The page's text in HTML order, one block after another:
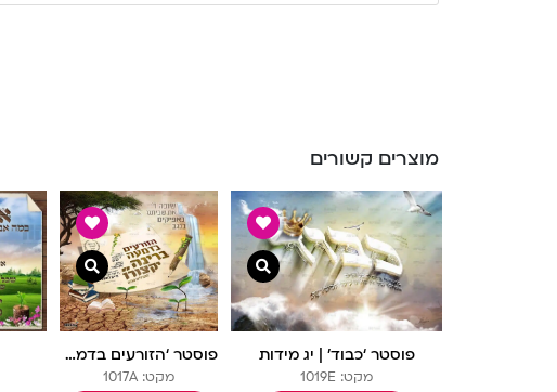
מוצרים קשורים
פוסטר ‘כבוד’ | יג מידות
מקט: 1019E
צפייה מהירה
פוסטר ‘הזורעים בדמעה’
מקט: 1017A
צפייה מהירה